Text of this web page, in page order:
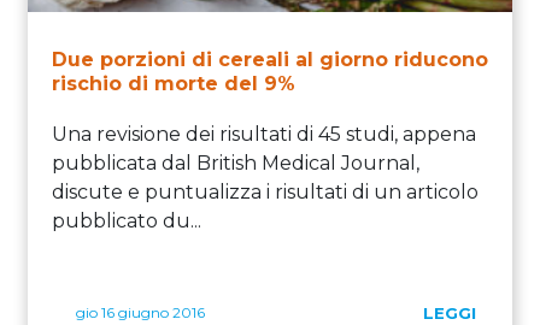
Due porzioni di cereali al giorno riducono
rischio di morte del 9%
Una revisione dei risultati di 45 studi, appena
pubblicata dal British Medical Journal,
discute e puntualizza i risultati di un articolo
pubblicato du...
gio 16 giugno 2016 LEGGI